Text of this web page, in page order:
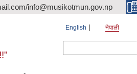
info@musikotmun.gov.np
English नेपाली